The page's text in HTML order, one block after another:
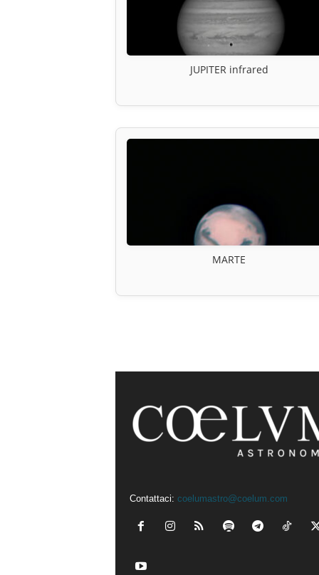
JUPITER infrared
MARTE
Contattaci: coelumastro@coelum.com